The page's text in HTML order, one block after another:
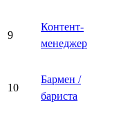
9
Контент-
менеджер
10
Бармен /
бариста